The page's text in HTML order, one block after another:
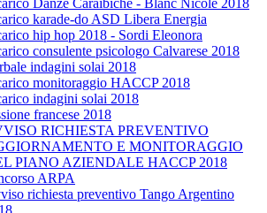
Danze Caraibiche - Blanc Nicole 2018
karade-do ASD Libera Energia
hip hop 2018 - Sordi Eleonora
consulente psicologo Calvarese 2018
indagini solai 2018
monitoraggio HACCP 2018
indagini solai 2018
francese 2018
RICHIESTA PREVENTIVO
E MONITORAGGIO
PIANO AZIENDALE HACCP 2018
ARPA
richiesta preventivo Tango Argentino